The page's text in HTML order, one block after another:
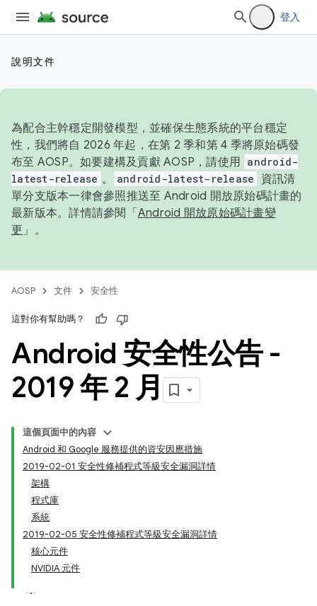
登入
說明文件
為配合主幹穩定開發模型，並確保生態系統的平台穩定
性，我們將自 2026 年起，在第 2 季和第 4 季將原始碼發
布至 AOSP。如要建構及貢獻 AOSP，請使用 android-
latest-release 。 android-latest-release
資訊清
單分支版本一律會參照推送至 Android 開放原始碼計畫的
最新版本。詳情請參閱「 Android 開放原始碼計畫變
更 」。
AOSP 文件 安全性
這對你有幫助嗎？
Android 安全性公告 -
2019 年 2 月
這個頁面中的內容
Android 和 Google 服務提供的資安因應措施
2019-02-01 安全性修補程式等級安全漏洞詳情
架構
程式庫
系統
2019-02-05 安全性修補程式等級安全漏洞詳情
核心元件
NVIDIA 元件